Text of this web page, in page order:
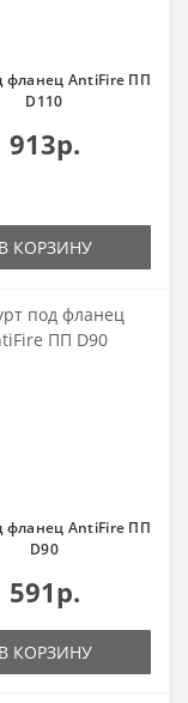
фланец AntiFire ПП
D110
913р.
В КОРЗИНУ
фланец AntiFire ПП
D90
591р.
В КОРЗИНУ